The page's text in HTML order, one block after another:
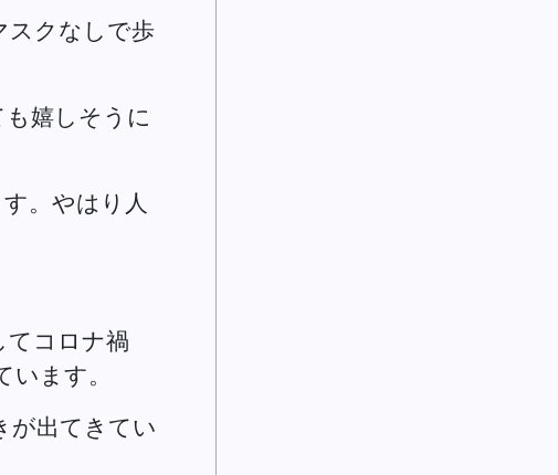
スクなしで歩
嬉しそうに
。やはり人
てコロナ禍
います。
が出てきてい